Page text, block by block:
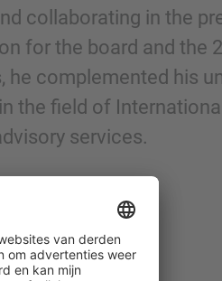
collaborating in the
for the board and the
he complemented his
the field of
services.